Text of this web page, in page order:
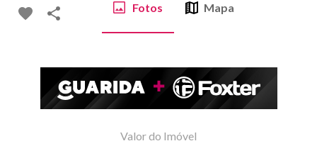
Fotos Mapa
Valor do Imóvel